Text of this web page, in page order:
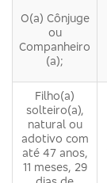
O(a) Cônjuge
ou
Companheiro
(a);
Filho(a)
solteiro(a),
natural ou
adotivo com
até 47 anos,
11 meses, 29